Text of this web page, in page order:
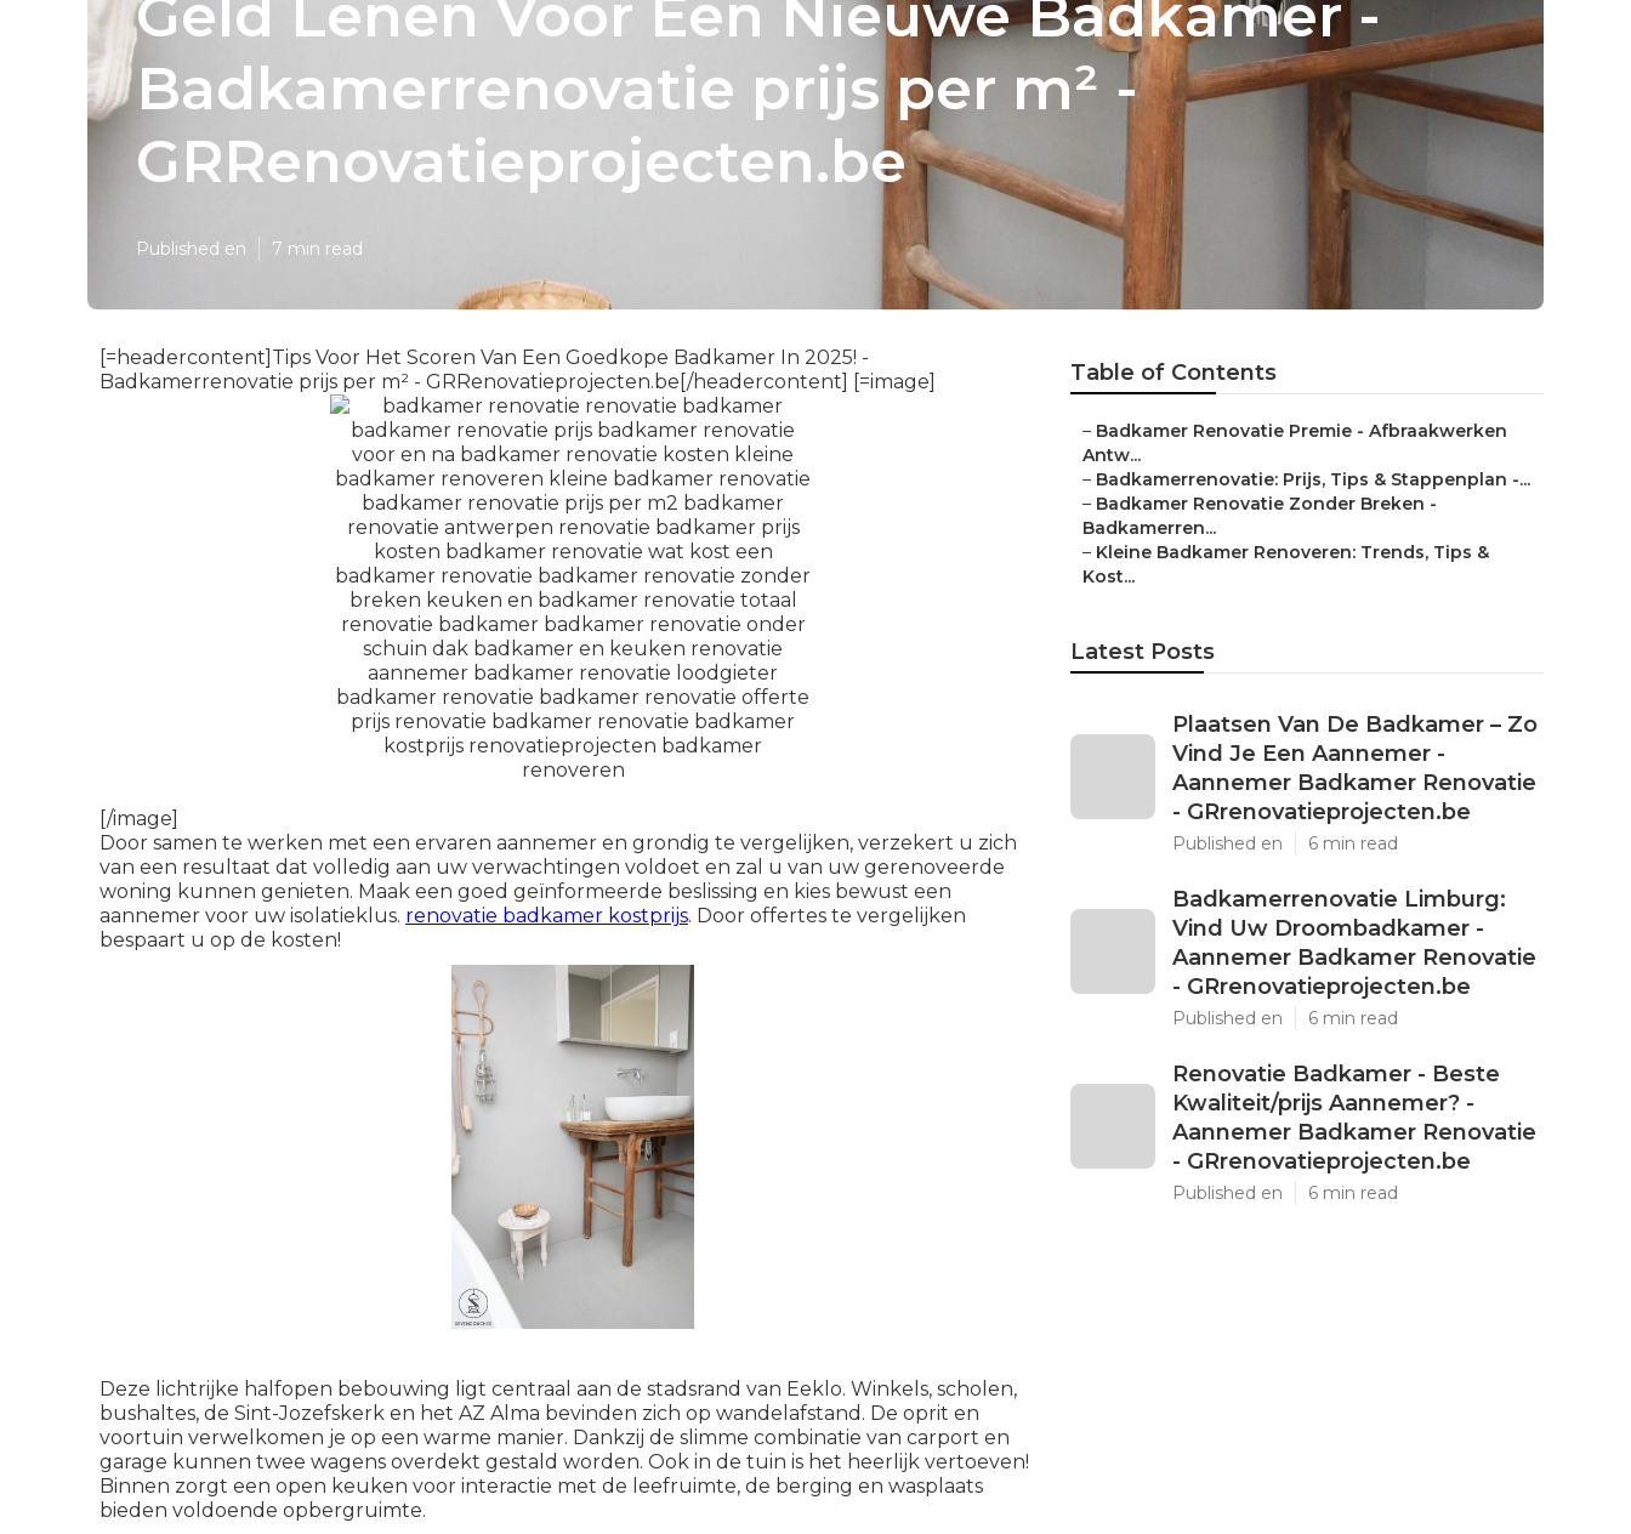
Geld Lenen Voor Een Nieuwe Badkamer -
Badkamerrenovatie prijs per m² -
GRRenovatieprojecten.be
Published en 7 min read
[=headercontent]Tips Voor Het Scoren Van Een Goedkope Badkamer In 2025! -
Badkamerrenovatie prijs per m² - GRRenovatieprojecten.be[/headercontent] [=image]
[/image]
Door samen te werken met een ervaren aannemer en grondig te vergelijken, verzekert u zich
van een resultaat dat volledig aan uw verwachtingen voldoet en zal u van uw gerenoveerde
woning kunnen genieten. Maak een goed geïnformeerde beslissing en kies bewust een
aannemer voor uw isolatieklus. renovatie badkamer kostprijs. Door offertes te vergelijken
bespaart u op de kosten!
Deze lichtrijke halfopen bebouwing ligt centraal aan de stadsrand van Eeklo. Winkels, scholen,
bushaltes, de Sint-Jozefskerk en het AZ Alma bevinden zich op wandelafstand. De oprit en
voortuin verwelkomen je op een warme manier. Dankzij de slimme combinatie van carport en
garage kunnen twee wagens overdekt gestald worden. Ook in de tuin is het heerlijk vertoeven!
Binnen zorgt een open keuken voor interactie met de leefruimte, de berging en wasplaats
bieden voldoende opbergruimte.
Table of Contents
– Badkamer Renovatie Premie - Afbraakwerken
Antw...
– Badkamerrenovatie: Prijs, Tips & Stappenplan -...
– Badkamer Renovatie Zonder Breken -
Badkamerren...
– Kleine Badkamer Renoveren: Trends, Tips &
Kost...
Latest Posts
Plaatsen Van De Badkamer – Zo
Vind Je Een Aannemer -
Aannemer Badkamer Renovatie
- GRrenovatieprojecten.be
Published en 6 min read
Badkamerrenovatie Limburg:
Vind Uw Droombadkamer -
Aannemer Badkamer Renovatie
- GRrenovatieprojecten.be
Published en 6 min read
Renovatie Badkamer - Beste
Kwaliteit/prijs Aannemer? -
Aannemer Badkamer Renovatie
- GRrenovatieprojecten.be
Published en 6 min read